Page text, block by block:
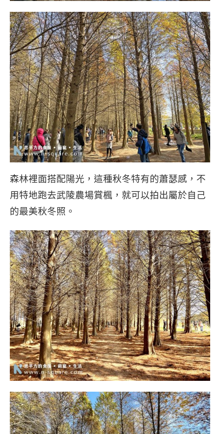
森林裡面搭配陽光，這種秋冬特有的蕭瑟感，不
用特地跑去武陵農場賞楓，就可以拍出屬於自己
的最美秋冬照。